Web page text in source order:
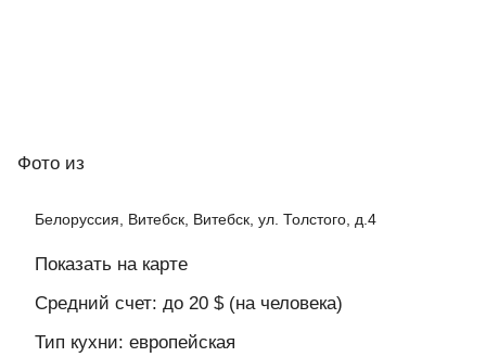
Фото из
Белоруссия, Витебск, Витебск, ул. Толстого, д.4
Показать на карте
Средний счет: до 20 $ (на человека)
Тип кухни: европейская